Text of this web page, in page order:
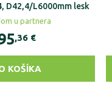
D42,4/L6000mm lesk
u partnera
,36 €
KOŠÍKA